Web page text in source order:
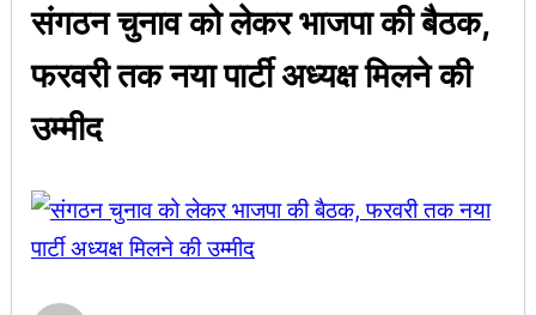
संगठन चुनाव को लेकर भाजपा की बैठक,
फरवरी तक नया पार्टी अध्यक्ष मिलने की
उम्मीद